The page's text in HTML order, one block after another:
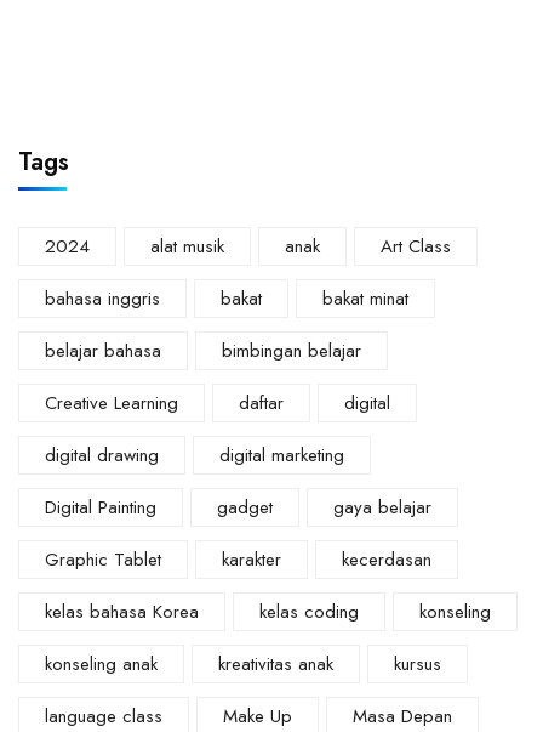
Tags
2024 alat musik anak
Art Class
bahasa inggris
bakat
bakat minat
belajar bahasa
bimbingan belajar
Creative Learning
daftar
digital
digital drawing
digital marketing
Digital Painting
gadget
gaya belajar
Graphic Tablet
karakter
kecerdasan
kelas bahasa Korea
kelas coding
konseling
konseling anak
kreativitas anak
kursus
language class
Make Up
Masa Depan